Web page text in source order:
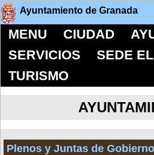
Ayuntamiento de Granada
MENU CIUDAD
SERVICIOS
SEDE
TURISMO
Plenos y Juntas de Gobierno